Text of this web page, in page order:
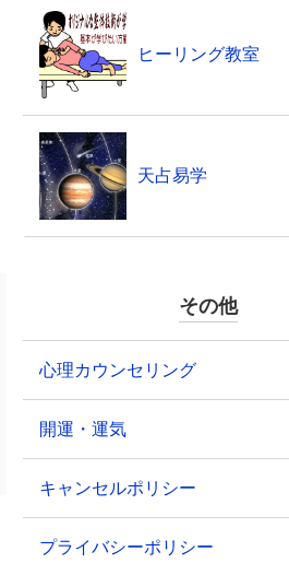
ヒーリング教室
天占易学
その他
心理カウンセリング
開運・運気
キャンセルポリシー
プライバシーポリシー